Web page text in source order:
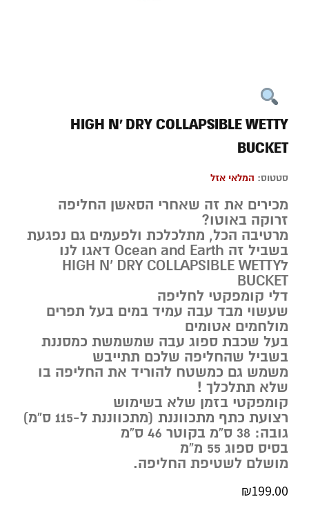
HIGH N’ DRY COLLAPSIBLE WETTY
BUCKET
סטטוס: המלאי אזל
מכירים את זה שאחרי הסאשן החליפה
זרוקה באוטו?
מרטיבה הכל, מתלכלכת ולפעמים גם נפגעת
בשביל זה Ocean and Earth דאגו לנו
לHIGH N’ DRY COLLAPSIBLE WETTY
BUCKET
דלי קומפקטי לחליפה
שעשוי מבד עבה עמיד במים בעל תפרים
מולחמים אטומים
בעל שכבת ספוג עבה שמשמשת כמסננת
בשביל שהחליפה שלכם תתייבש
משמש גם כמשטח להוריד את החליפה בו
שלא תתלכלך !
קומפקטי בזמן שלא בשימוש
רצועת כתף מתכווננת (מתכווננת ל-115 ס”מ)
גובה: 38 ס”מ בקוטר 46 ס”מ
בסיס ספוג 55 מ”מ
מושלם לשטיפת החליפה.
₪199.00